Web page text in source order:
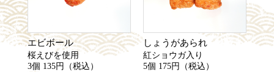
エビボール
桜えびを使用
3個 135円（税込）
しょうがあられ
紅ショウガ入り
5個 175円（税込）